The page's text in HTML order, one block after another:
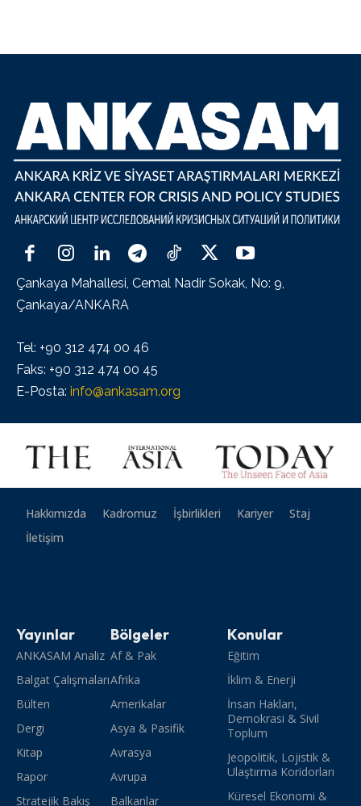
Çankaya Mahallesi, Cemal Nadir Sokak, No: 9,
Çankaya/ANKARA
Tel: +90 312 474 00 46
Faks: +90 312 474 00 45
E-Posta: info@ankasam.org
Hakkımızda Kadromuz İşbirlikleri Kariyer
Staj
İletişim
Yayınlar
ANKASAM Analiz
Balgat Çalışmaları
Bülten
Dergi
Kitap
Rapor
Stratejik Bakış
Bölgeler
Af & Pak
Afrika
Amerikalar
Asya & Pasifik
Avrasya
Avrupa
Balkanlar
Konular
Eğitim
İklim & Enerji
İnsan Hakları,
Demokrasi & Sivil
Toplum
Jeopolitik, Lojistik &
Ulaştırma Koridorları
Küresel Ekonomi &